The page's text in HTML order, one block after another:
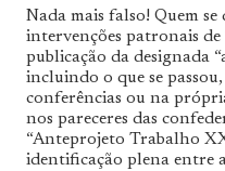
Nada mais falso! Quem
intervenções patronais
publicação da designada
incluindo o que se
conferências ou na
nos pareceres das
“Anteprojeto Trabalho
identificação plena entre